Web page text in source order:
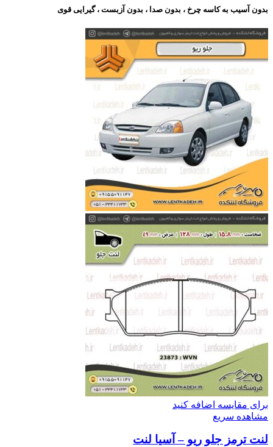
بدون آسیب به کاسه چرخ ، بدون صدا ، بدون آزبست ، گیرایی قوی​
برای مقایسه اضافه کنید
مشاهده سریع
لنت ترمز جلو ریو – آسیا لنت